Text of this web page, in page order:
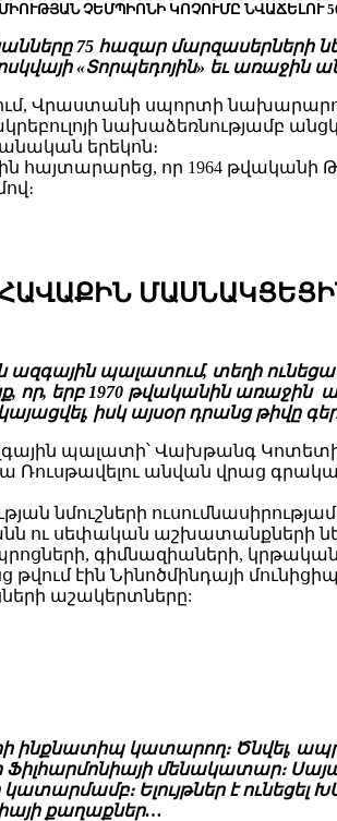
ՉԵՄՊԻՈՆԻ ԿՈՉՈՒՄԸ ՆՎԱՃԵԼՈՒ
75 հազար մարզասերների
«Տորպեդոյին» եւ առաջին
Վրաստանի սպորտի
նախաձեռնությամբ
երեկոն։
որ 1964 թվականի
պալատում, տեղի
որ, երբ 1970 թվականին
իսկ այսօր դրանց թիվը
պալատի՝ Վախթանգ
անվան վրաց
նմուշների
ու սեփական աշխատանքների
գիմնազիաների,
էին Նինոծմինդայի
աշակերտները:
կատարող։ Ծնվել,
մենակատար։
Ելույթներ է
քաղաքներ…